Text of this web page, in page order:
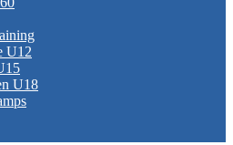
U12
U18